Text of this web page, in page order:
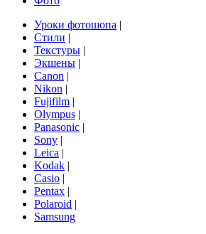
Уроки фотошопа |
Стили |
Текстуры |
Экшены |
Canon |
Nikon |
Fujifilm |
Olympus |
Panasonic |
Sony |
Leica |
Kodak |
Casio |
Pentax |
Polaroid |
Samsung